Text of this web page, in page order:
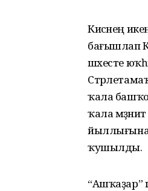
Кисәнең
бағышлап
шәхесте
ҡала
ҡала
йыллығына
ҡушылды.
“Ашҡаҙар”